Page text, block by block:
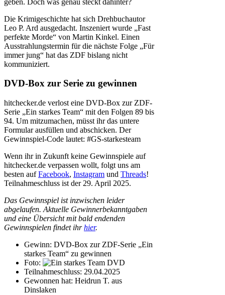
Die Krimigeschichte hat sich Drehbuchautor
Leo P. Ard ausgedacht. Inszeniert wurde „Fast
perfekte Morde“ von Martin Kinkel. Einen
Ausstrahlungstermin für die nächste Folge „Für
immer jung“ hat das ZDF bislang nicht
kommuniziert.
DVD-Box zur Serie zu gewinnen
hitchecker.de verlost eine DVD-Box zur ZDF-
Serie „Ein starkes Team“ mit den Folgen 89 bis
94. Um mitzumachen, müsst ihr das untere
Formular ausfüllen und abschicken. Der
Gewinnspiel-Code lautet: #GS-starkesteam
Wenn ihr in Zukunft keine Gewinnspiele auf
hitchecker.de verpassen wollt, folgt uns am
besten aufFacebook, Instagram und Threads!
Teilnahmeschluss ist der 29. April 2025.
Das Gewinnspiel ist inzwischen leider
abgelaufen. Aktuelle Gewinnerbekanntgaben
und eine Übersicht mit bald endenden
Gewinnspielen findet ihrhier.
Gewinn: DVD-Box zur ZDF-Serie „Ein
starkes Team“ zu gewinnen
Foto:
Teilnahmeschluss: 29.04.2025
Gewonnen hat: Heidrun T. aus
Dinslaken